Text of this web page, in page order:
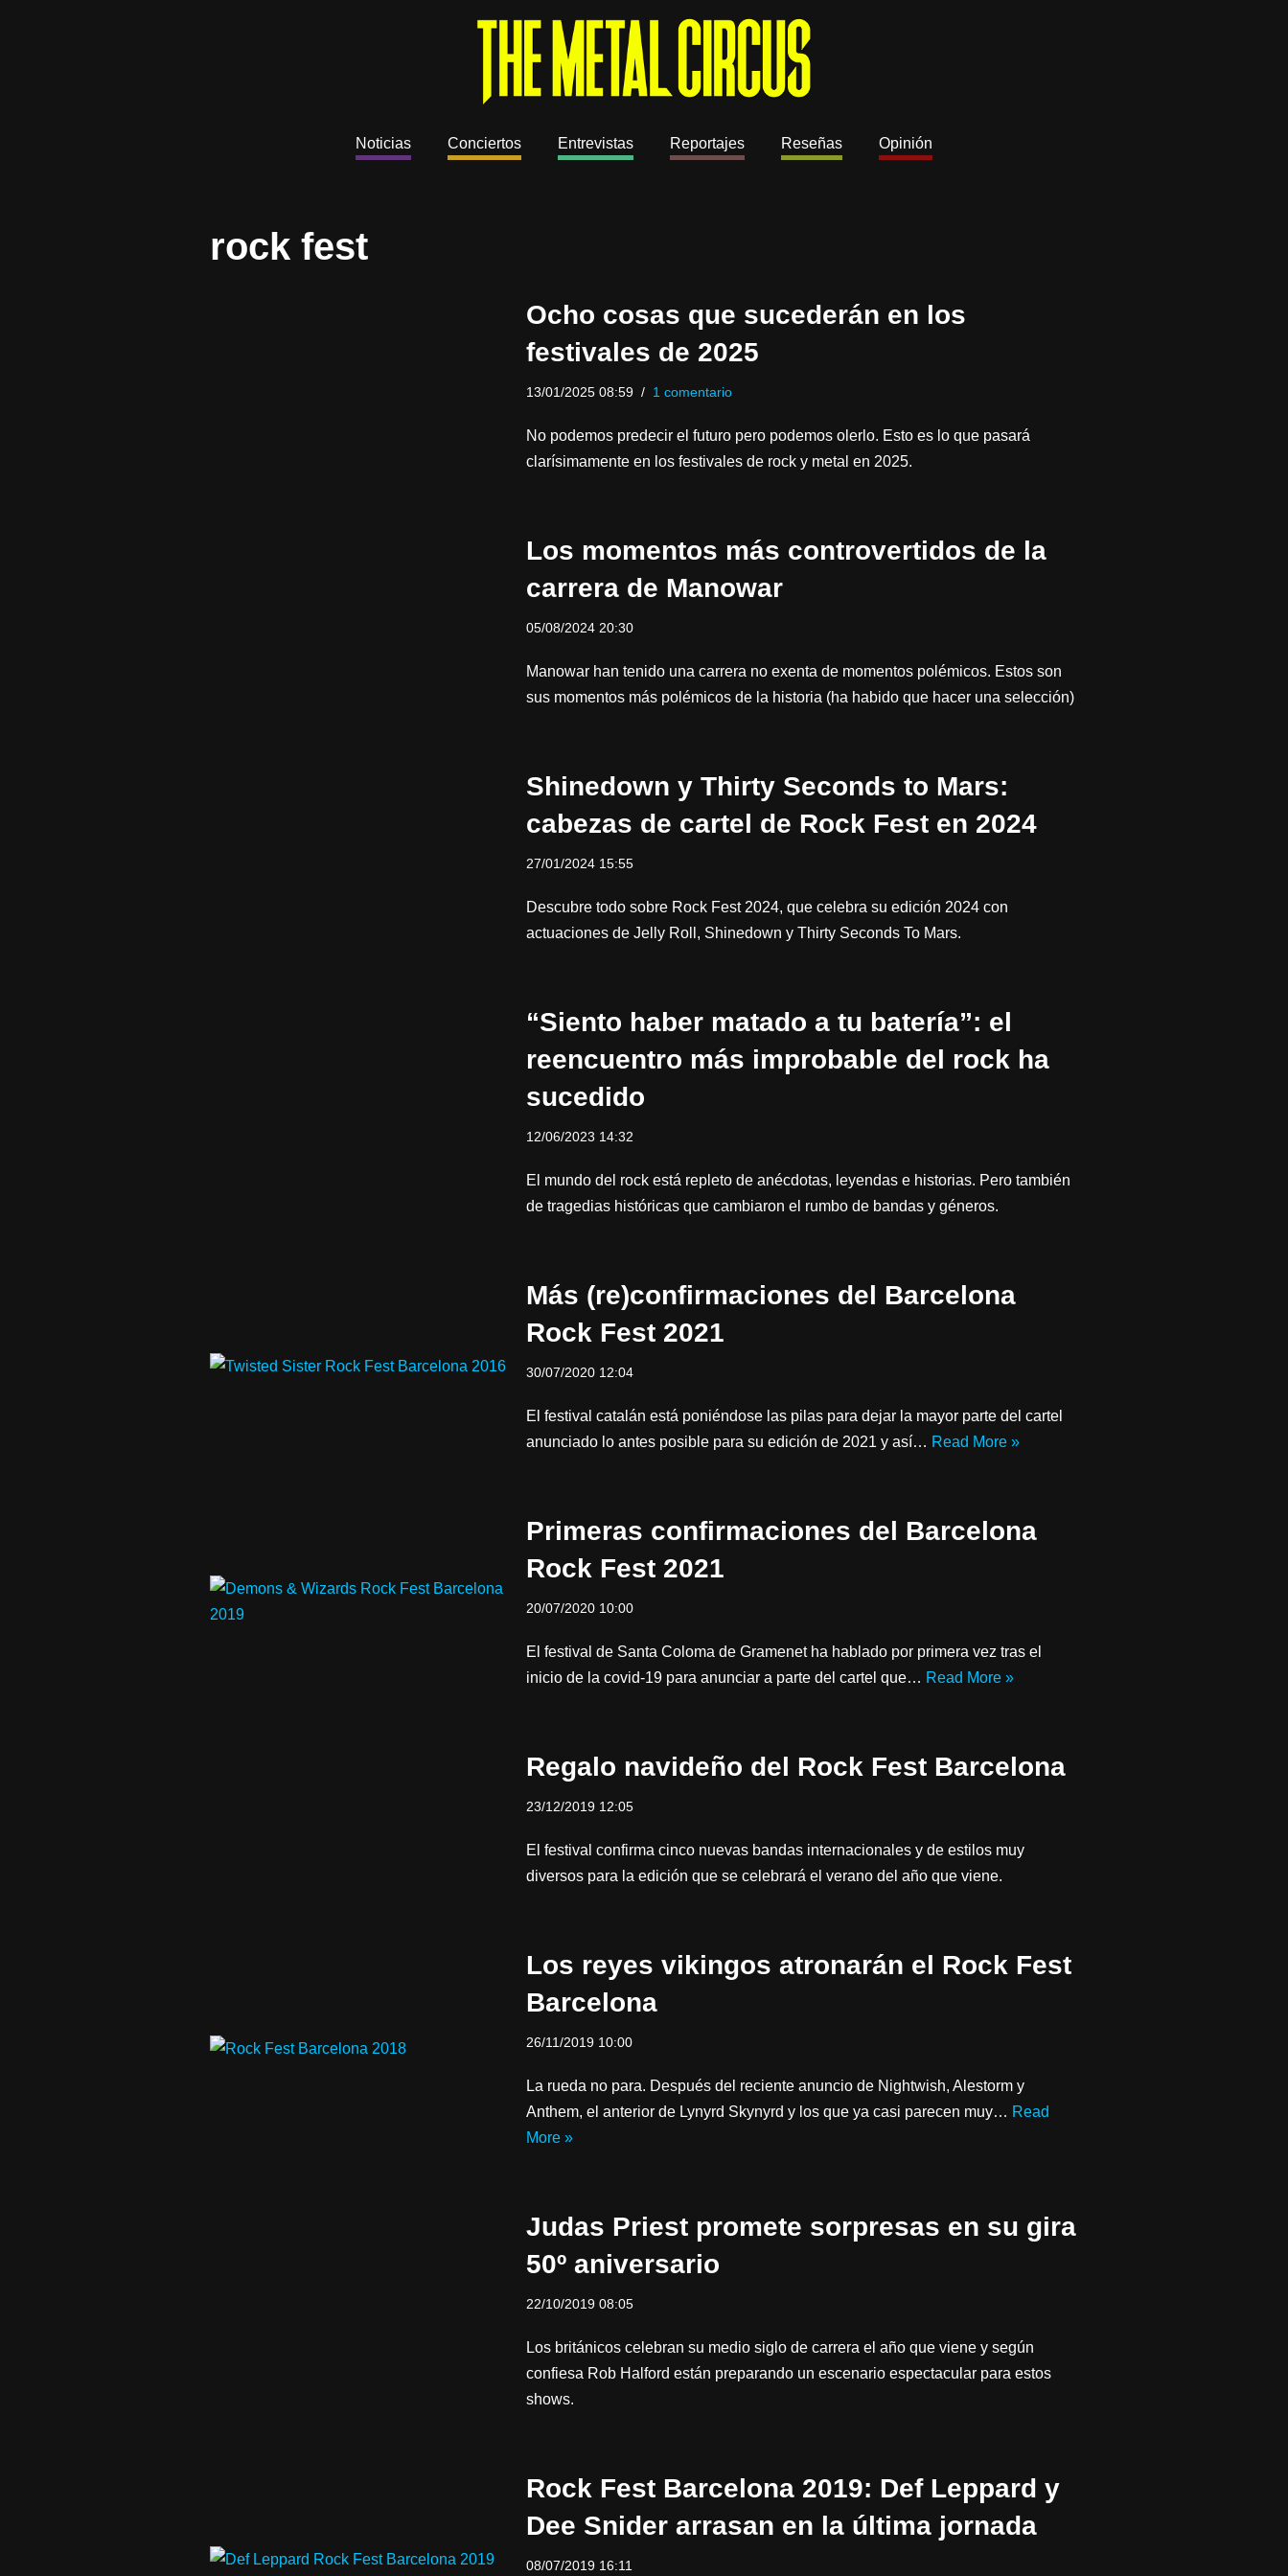
Noticias Conciertos Entrevistas Reportajes Reseñas Opinión
rock fest
Ocho cosas que sucederán en los
festivales de 2025
13/01/2025 08:59 1 comentario
No podemos predecir el futuro pero podemos olerlo. Esto es lo que pasará
clarísimamente en los festivales de rock y metal en 2025.
Los momentos más controvertidos de la
carrera de Manowar
05/08/2024 20:30
Manowar han tenido una carrera no exenta de momentos polémicos. Estos son
sus momentos más polémicos de la historia (ha habido que hacer una selección)
Shinedown y Thirty Seconds to Mars:
cabezas de cartel de Rock Fest en 2024
27/01/2024 15:55
Descubre todo sobre Rock Fest 2024, que celebra su edición 2024 con
actuaciones de Jelly Roll, Shinedown y Thirty Seconds To Mars.
“Siento haber matado a tu batería”: el
reencuentro más improbable del rock ha
sucedido
12/06/2023 14:32
El mundo del rock está repleto de anécdotas, leyendas e historias. Pero también
de tragedias históricas que cambiaron el rumbo de bandas y géneros.
Más (re)confirmaciones del Barcelona
Rock Fest 2021
30/07/2020 12:04
El festival catalán está poniéndose las pilas para dejar la mayor parte del cartel
anunciado lo antes posible para su edición de 2021 y así… Read More »
Primeras confirmaciones del Barcelona
Rock Fest 2021
20/07/2020 10:00
El festival de Santa Coloma de Gramenet ha hablado por primera vez tras el
inicio de la covid-19 para anunciar a parte del cartel que… Read More »
Regalo navideño del Rock Fest Barcelona
23/12/2019 12:05
El festival confirma cinco nuevas bandas internacionales y de estilos muy
diversos para la edición que se celebrará el verano del año que viene.
Los reyes vikingos atronarán el Rock Fest
Barcelona
26/11/2019 10:00
La rueda no para. Después del reciente anuncio de Nightwish, Alestorm y
Anthem, el anterior de Lynyrd Skynyrd y los que ya casi parecen muy… Read
More »
Judas Priest promete sorpresas en su gira
50º aniversario
22/10/2019 08:05
Los británicos celebran su medio siglo de carrera el año que viene y según
confiesa Rob Halford están preparando un escenario espectacular para estos
shows.
Rock Fest Barcelona 2019: Def Leppard y
Dee Snider arrasan en la última jornada
08/07/2019 16:11